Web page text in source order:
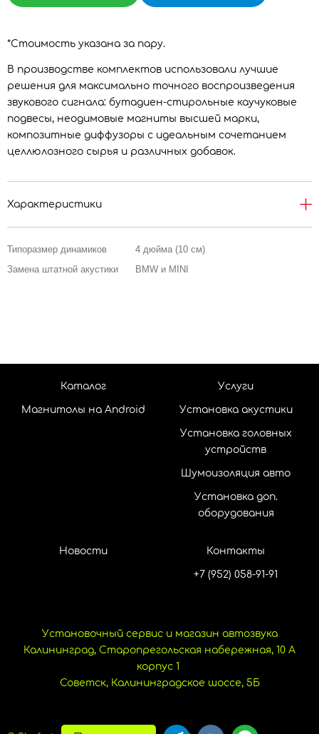
*Стоимость указана за пару.
В производстве комплектов использовали лучшие
решения для максимально точного воспроизведения
звукового сигнала: бутадиен-стирольные каучуковые
подвесы, неодимовые магниты высшей марки,
композитные диффузоры с идеальным сочетанием
целлюлозного сырья и различных добавок.
Характеристики
Типоразмер динамиков
4 дюйма (10 см)
Замена штатной акустики
BMW и MINI
Каталог
Магнитолы на Android
Услуги
Установка акустики
Установка головных
устройств
Шумоизоляция авто
Установка доп.
оборудования
Новости Контакты
+7 (952) 058-91-91
Установочный сервис и магазин автозвука
Калининград, Старопрегольская набережная, 10 А
корпус 1
Советск, Калининградское шоссе, 5Б